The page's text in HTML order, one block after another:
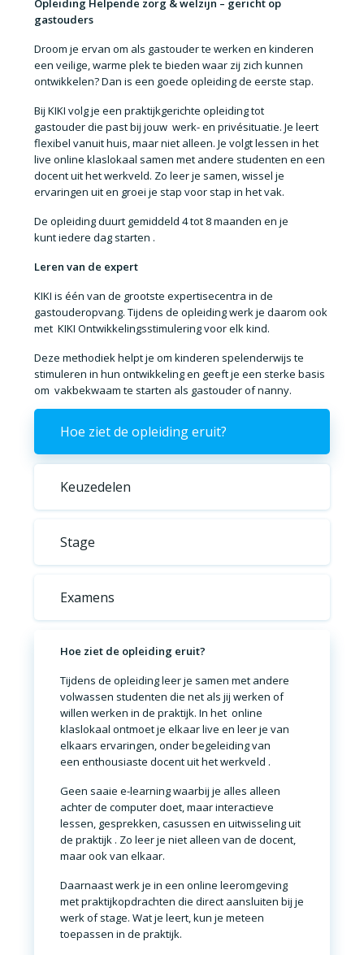
Opleiding Helpende zorg & welzijn – gericht op
gastouders
Droom je ervan om als gastouder te werken en kinderen
een veilige, warme plek te bieden waar zij zich kunnen
ontwikkelen? Dan is een goede opleiding de eerste stap.
Bij KIKI volg je een praktijkgerichte opleiding tot
gastouderdie past bij jouw werk- en privésituatie. Je leert
flexibel vanuit huis, maarniet alleen. Je volgt lessen in het
live online klaslokaal samen met andere studenten en een
docent uit het werkveld. Zo leer je samen, wissel je
ervaringen uit en groei je stap voor stap in het vak.
De opleiding duurt gemiddeld 4tot 8 maanden en je
kuntiedere dag starten .
Leren van de expert
KIKI is één van de grootste expertisecentra in de
gastouderopvang. Tijdens de opleiding werk je daarom ook
met KIKI Ontwikkelingsstimulering voor elk kind.
Deze methodiek helpt je om kinderen spelenderwijs te
stimuleren in hun ontwikkelingen geeft je een sterke basis
om vakbekwaam te starten als gastouder of nanny.
Hoe ziet de opleiding eruit?
Keuzedelen
Stage
Examens
Hoe ziet de opleiding eruit?
Tijdens de opleiding leer je samen met andere
volwassen studenten die net als jij werken of
willen werken in de praktijk. In het online
klaslokaal ontmoet je elkaar live en leer je van
elkaars ervaringen, onder begeleiding van
een enthousiaste docent uit het werkveld .
Geen saaie e-learning waarbij je alles alleen
achter de computer doet, maarinteractieve
lessen, gesprekken, casussen en uitwisseling uit
de praktijk . Zo leer je niet alleen van de docent,
maar ook van elkaar.
Daarnaast werk je in een online leeromgeving
met praktijkopdrachten die direct aansluiten bij je
werk of stage. Wat je leert, kun je meteen
toepassen in de praktijk.